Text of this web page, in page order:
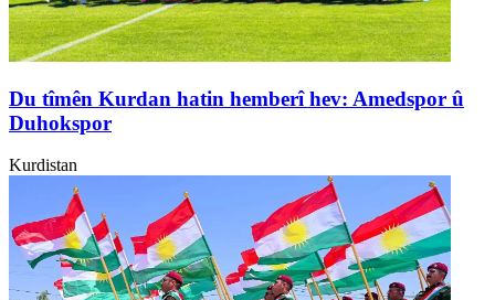
Du tîmên Kurdan hatin hemberî hev: Amedspor û
Duhokspor
Kurdistan